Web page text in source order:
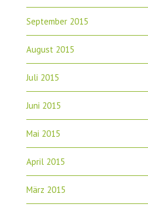
September 2015
August 2015
Juli 2015
Juni 2015
Mai 2015
April 2015
März 2015